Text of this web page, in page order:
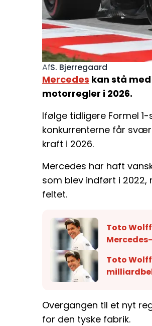
AfS. Bjerregaard
Mercedes kan stå
motorregler i 2026.
Ifølge tidligere Formel
konkurrenterne får
kraft i 2026.
Mercedes har haft
som blev indført i
feltet.
Toto
Toto
Overgangen til et nyt
for den tyske fabrik.